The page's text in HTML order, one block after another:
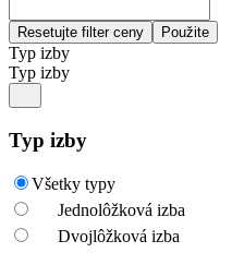
Typ izby
Typ izby
Typ izby
Všetky typy
Jednolôžková izba
Dvojlôžková izba